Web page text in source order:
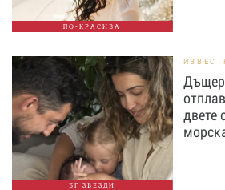
ПО-КРАСИВА
БГ ЗВЕЗДИ
двете